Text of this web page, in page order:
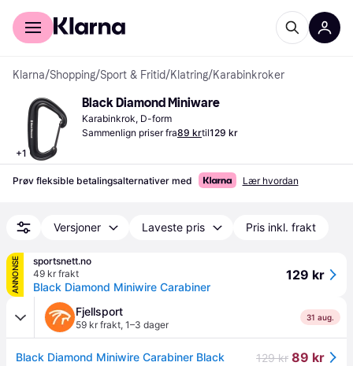
For kunder
Klarna/Shopping/Sport & Fritid/Klatring/Karabinkroker
+1
Black Diamond Miniware
Karabinkrok, D-form
Sammenlign priser fra89 krtil129 kr
Prøv fleksible betalingsalternativer med Lær hvordan
Versjoner Laveste pris Pris inkl. frakt
ANNONSE
sportsnett.no
49 kr frakt
Black Diamond Miniwire Carabiner
129 kr
Fjellsport
59 kr frakt, 1–3 dager
31 aug.
Black Diamond Miniwire Carabiner Black 129 kr 89 kr